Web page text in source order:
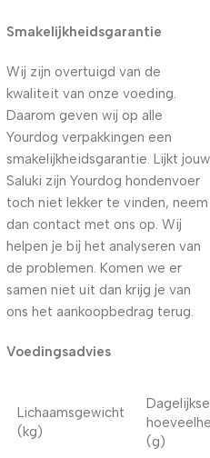
Smakelijkheidsgarantie
Wij zijn overtuigd van de
kwaliteit van onze voeding.
Daarom geven wij op alle
Yourdog verpakkingen een
smakelijkheidsgarantie. Lijkt jouw
Saluki zijn Yourdog hondenvoer
toch niet lekker te vinden, neem
dan contact met ons op. Wij
helpen je bij het analyseren van
de problemen. Komen we er
samen niet uit dan krijg je van
ons het aankoopbedrag terug.
Voedingsadvies
Lichaamsgewicht
(kg)
Dagelijkse
(g)